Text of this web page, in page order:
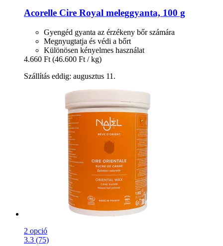
Acorelle Cire Royal meleggyanta, 100 g
Gyengéd gyanta az érzékeny bőr számára
Megnyugtatja és védi a bőrt
Különösen kényelmes használat
4.660 Ft (46.600 Ft / kg)
Szállítás eddig: augusztus 11.
2 opció
3.3 (75)